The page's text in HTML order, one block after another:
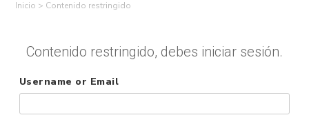
> Contenido restringido
Contenido restringido, debes iniciar sesión.
Username or Email